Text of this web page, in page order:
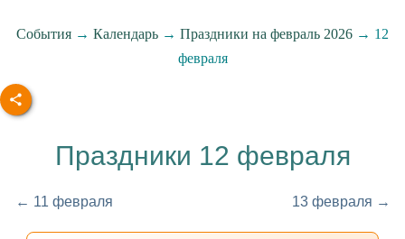
События → Календарь → Праздники на февраль 2026 → 12
февраля
Праздники 12 февраля
← 11 февраля 13 февраля →